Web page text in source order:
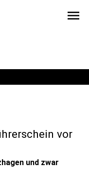
menu
vor
und zwar